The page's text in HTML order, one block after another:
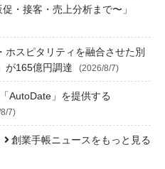
・接客・売上分析まで〜」
ホスピタリティを融合させた別
が165億円調達
(2026/8/7)
AutoDate」を提供する
7)
創業手帳ニュースをもっと見る